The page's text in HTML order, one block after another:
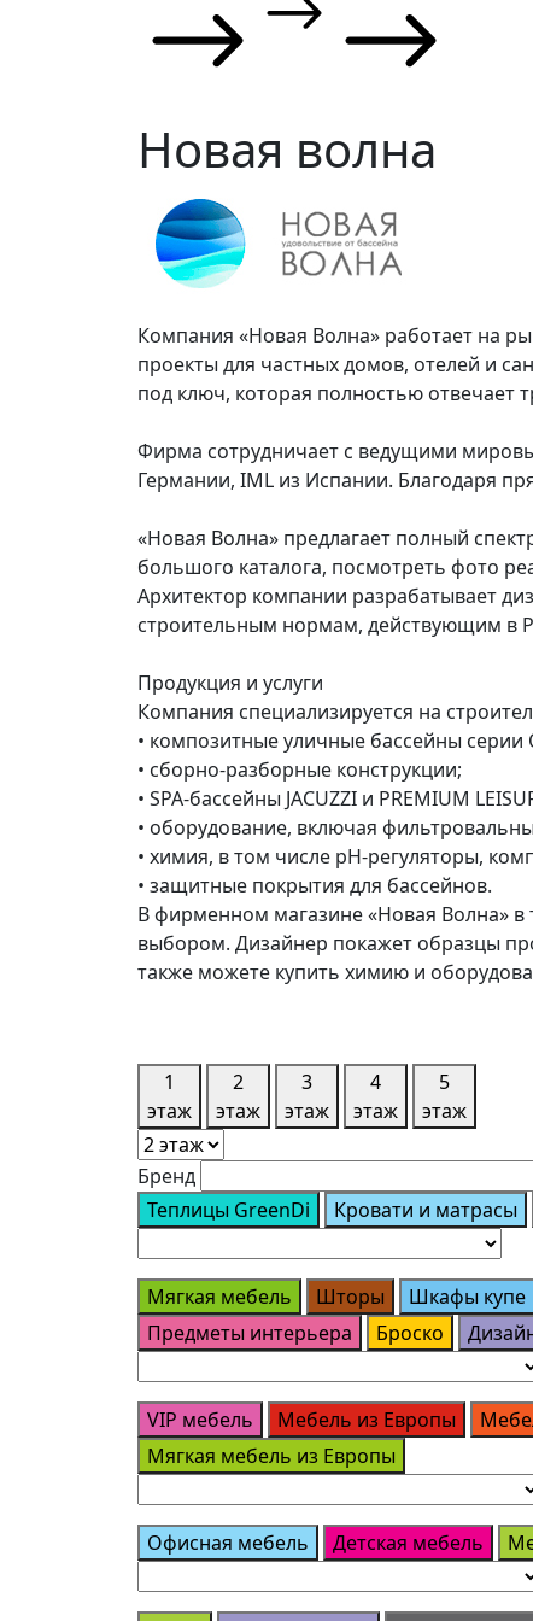
Новая волна
Компания «Новая Волна» работает на
проекты для частных домов, отелей и
под ключ, которая полностью отвечает
Фирма сотрудничает с ведущими
Германии, IML из Испании. Благодаря
«Новая Волна» предлагает полный
большого каталога, посмотреть фото
Архитектор компании разрабатывает
строительным нормам, действующим в
Продукция и услуги
Компания специализируется на
• композитные уличные бассейны серии
• сборно-разборные конструкции;
• SPA-бассейны JACUZZI и PREMIUM
• оборудование, включая
• химия, в том числе pH-регуляторы,
• защитные покрытия для бассейнов.
В фирменном магазине «Новая Волна»
выбором. Дизайнер покажет образцы
также можете купить химию и
1
этаж
2
этаж
3
этаж
4
этаж
5
этаж
Бренд
Теплицы GreenDi
Кровати и матрасы
Мягкая мебель Шторы Шкафы купе
Предметы интерьера
Броско
VIP мебель Мебель из Европы
Мягкая мебель из Европы
Офисная мебель Детская мебель